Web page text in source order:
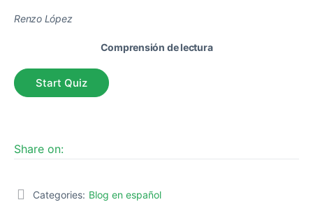
Renzo López
Comprensión de lectura
Share on:
Categories: Blog en español